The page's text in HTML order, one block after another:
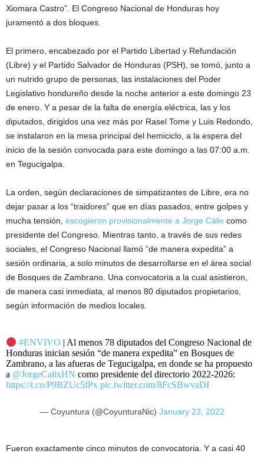
Xiomara Castro”. El Congreso Nacional de Honduras hoy
juramentó a dos bloques.
El primero, encabezado por el Partido Libertad y Refundación
(Libre) y el Partido Salvador de Honduras (PSH), se tomó, junto a
un nutrido grupo de personas, las instalaciones del Poder
Legislativo hondureño desde la noche anterior a este domingo 23
de enero. Y a pesar de la falta de energía eléctrica, las y los
diputados, dirigidos una vez más por Rasel Tome y Luis Redondo,
se instalaron en la mesa principal del hemiciclo, a la espera del
inicio de la sesión convocada para este domingo a las 07:00 a.m.
en Tegucigalpa.
La orden, según declaraciones de simpatizantes de Libre, era no
dejar pasar a los “traidores” que en días pasados, entre golpes y
mucha tensión, escogieron provisionalmente a Jorge Cálix como
presidente del Congreso. Mientras tanto, a través de sus redes
sociales, el Congreso Nacional llamó “de manera expedita” a
sesión ordinaria, a solo minutos de desarrollarse en el área social
de Bosques de Zambrano. Una convocatoria a la cual asistieron,
de manera casi inmediata, al menos 80 diputados propietarios,
según información de medios locales.
#ENVIVO | Al menos 78 diputados del Congreso Nacional de
Honduras inician sesión “de manera expedita” en Bosques de
Zambrano, a las afueras de Tegucigalpa, en donde se ha propuesto
a @JorgeCalixHN como presidente del directorio 2022-2026:
https://t.co/P9BZUc5fPx pic.twitter.com/8FcSBwvaDI
— Coyuntura (@CoyunturaNic) January 23, 2022
Fueron exactamente cinco minutos de convocatoria. Y a casi 40